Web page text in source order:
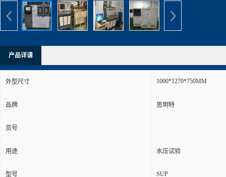
产品详请
外型尺寸 1000*1270*750MM
品牌 思明特
货号
用途 水压试验
型号 SUP